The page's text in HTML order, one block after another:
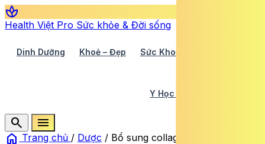
spa
Health Việt Pro Sức khỏe & Đời sống
Dinh Dưỡng Khoẻ – Đẹp Sức Khoẻ TV
Y Học Cổ Truyền
search
menu
home Trang chủ / Dược / Bổ sung collagen hay vitamin C